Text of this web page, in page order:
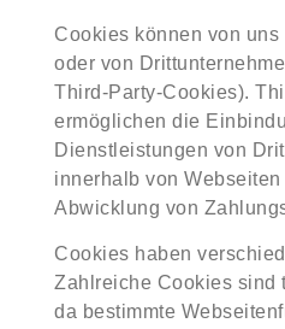
Cookies können von
oder von
Third-Party-Cookies).
ermöglichen die
Dienstleistungen von
innerhalb von
Abwicklung von
Cookies haben
Zahlreiche Cookies sind
da bestimmte